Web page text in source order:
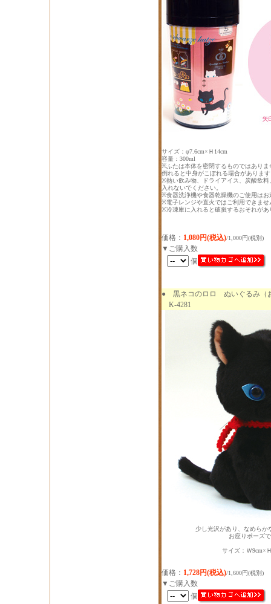
サイズ：φ7.6cm×Ｈ14cm
容量：300ml
※ふたは本体を密閉するものではありま
倒れると中身がこぼれる場合がありま
※熱い飲み物、ドライアイス、炭酸飲料
入れないでください。
※食器洗浄機や食器乾燥機のご使用はお
※電子レンジや直火ではご利用できませ
※冷凍庫に入れると破損するおそれがあ
価格： 1,080円(税込)/1,000円(税別)
▼ご購入数
個
● 黒ネコのロロ ぬいぐるみ（
K-4281
少し光沢があり、なめらか
お座りポーズ
サイズ：Ｗ9cm×
価格： 1,728円(税込)/1,600円(税別)
▼ご購入数
個